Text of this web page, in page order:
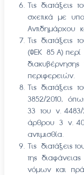
Τις διατάξεις
σχετικά με
Αντιδημάρχου
Τις διατάξεις
(ΦΕΚ 85 Α)
περιφερειών.
Τις
3852/2010,
33 του ν. 4483/
άρθρου 3 ν.
αντιμισθία.
Τις διατάξεις
της
νόμων και